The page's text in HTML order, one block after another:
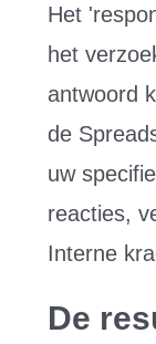
Het
het
antwoord
de
uw
reacties,
Interne
De